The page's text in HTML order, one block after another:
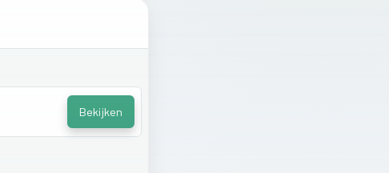
Bekijken